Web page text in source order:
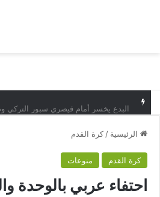
البدع يخسر أمام قيصري سبور التركي
الرئيسية / كرة القدم
كرة القدم منوعات
احتفاء عربي بالوحدة